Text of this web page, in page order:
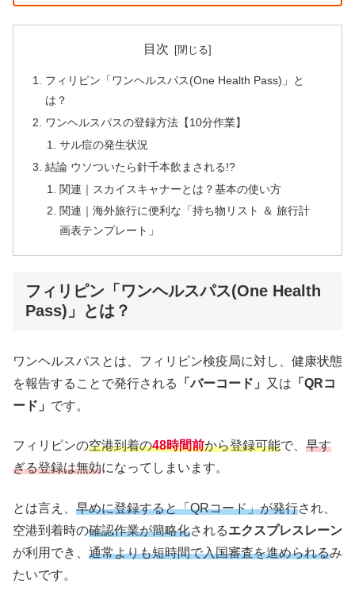
目次
フィリピン「ワンヘルスパス(One Health Pass)」と
は？
ワンヘルスパスの登録方法【10分作業】
サル痘の発生状況
結論 ウソついたら針千本飲まされる!?
関連｜スカイスキャナーとは？基本の使い方
関連｜海外旅行に便利な「持ち物リスト ＆ 旅行計
画表テンプレート」
フィリピン「ワンヘルスパス(One Health
Pass)」とは？
ワンヘルスパスとは、フィリピン検疫局に対し、健康状態
を報告することで発行される
「バーコード」 又は 「QRコ
ード」 です。
フィリピンの空港到着の48時間前から登録可能で、 早す
ぎる登録は無効になってしまいます。
とは言え、 早めに登録すると「QRコード」が発行され、
空港到着時の確認作業が簡略化されるエクスプレスレーン
が利用でき、 通常よりも短時間で入国審査を進められるみ
たいです。